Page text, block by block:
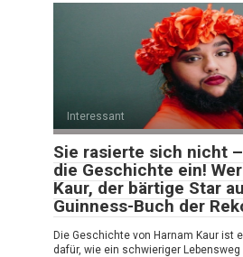
Interessant
Sie rasierte sich nicht
die Geschichte ein!
Kaur, der bärtige Star
Guinness-Buch der
Die Geschichte von Harnam Kaur ist
dafür, wie ein schwieriger Lebensweg